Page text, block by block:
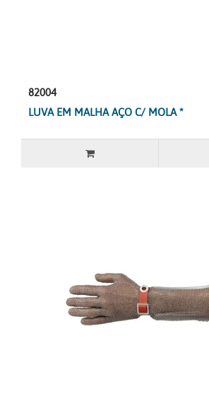
82004
LUVA EM MALHA AÇO C/ MOLA *